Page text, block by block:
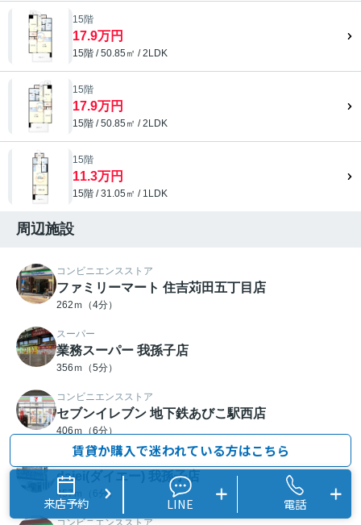
15階
17.9万円
15階 / 50.85㎡ / 2LDK
15階
17.9万円
15階 / 50.85㎡ / 2LDK
15階
11.3万円
15階 / 31.05㎡ / 1LDK
周辺施設
コンビニエンスストア
ファミリーマート 住吉苅田五丁目店
262ｍ（4分）
スーパー
業務スーパー 我孫子店
356ｍ（5分）
コンビニエンスストア
セブンイレブン 地下鉄あびこ駅西店
406ｍ（6分）
スーパー
daiei(ダイエー) 我孫子店
457ｍ（6分）
賃貸か購入で迷われている方はこちら
来店予約 LINE 電話